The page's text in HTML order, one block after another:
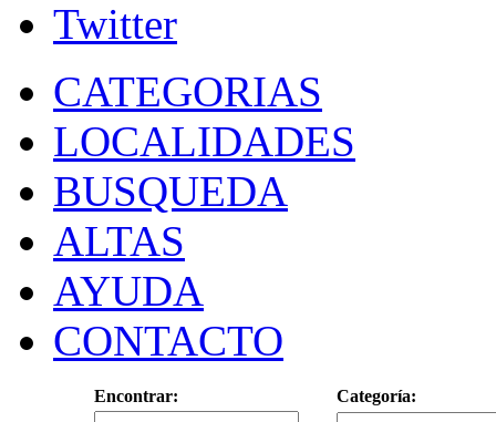
CATEGORIAS
LOCALIDADES
BUSQUEDA
ALTAS
AYUDA
CONTACTO
Encontrar: Categoría: